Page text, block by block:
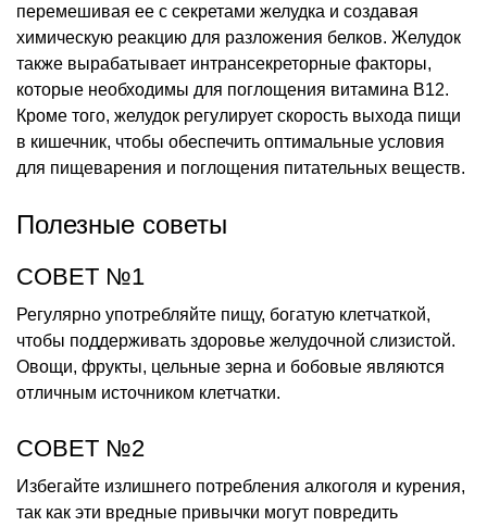
перемешивая ее с секретами желудка и создавая
химическую реакцию для разложения белков. Желудок
также вырабатывает интрансекреторные факторы,
которые необходимы для поглощения витамина В12.
Кроме того, желудок регулирует скорость выхода пищи
в кишечник, чтобы обеспечить оптимальные условия
для пищеварения и поглощения питательных веществ.
Полезные советы
СОВЕТ №1
Регулярно употребляйте пищу, богатую клетчаткой,
чтобы поддерживать здоровье желудочной слизистой.
Овощи, фрукты, цельные зерна и бобовые являются
отличным источником клетчатки.
СОВЕТ №2
Избегайте излишнего потребления алкоголя и курения,
так как эти вредные привычки могут повредить